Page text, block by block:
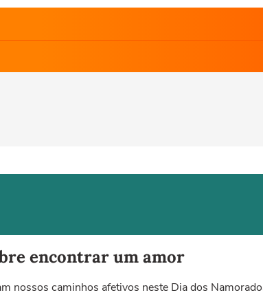
encontrar um amor
nossos caminhos afetivos neste Dia dos